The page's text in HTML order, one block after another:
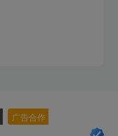
广告合作